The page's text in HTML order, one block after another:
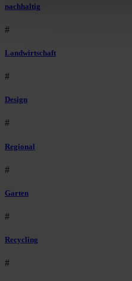
nachhaltig
#
Landwirtschaft
#
Design
#
Regional
#
Garten
#
Recycling
#